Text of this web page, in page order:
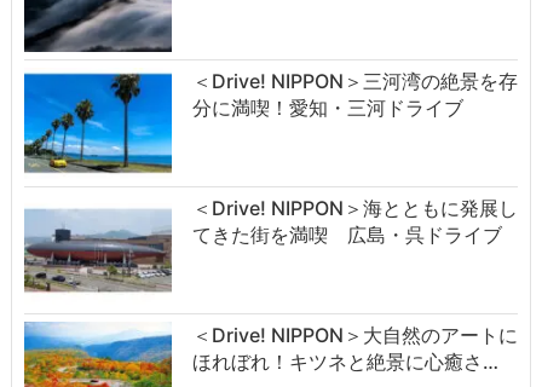
＜Drive! NIPPON＞三河湾の絶景を存
分に満喫！愛知・三河ドライブ
＜Drive! NIPPON＞海とともに発展し
てきた街を満喫 広島・呉ドライブ
＜Drive! NIPPON＞大自然のアートに
ほれぼれ！キツネと絶景に心癒さ…